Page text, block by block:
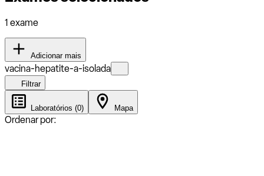
1 exame
Adicionar mais
vacina-hepatite-a-isolada
Filtrar
Laboratórios (0) Mapa
Ordenar por: